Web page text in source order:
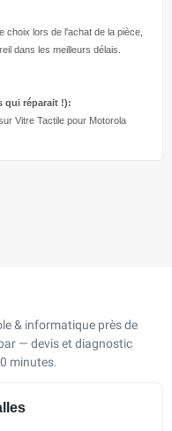
choix lors de l'achat de la pièce,
dans les meilleurs délais.
qui réparait !):
Vitre Tactile pour Motorola
& informatique près de
— devis et diagnostic
minutes.